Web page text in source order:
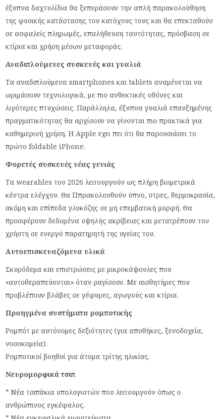
έξυπνα δαχτυλίδια θα ξεπεράσουν την απλή παρακολούθηση
της φυσικής κατάστασης του κατόχους τους και θα επεκταθούν
σε ασφαλείς πληρωμές, επαλήθευση ταυτότητας, πρόσβαση σε
κτίρια και χρήση μέσων μεταφοράς.
Αναδιπλούμενες συσκευές και γυαλιά
Τα αναδιπλούμενα smartphones και tablets αναμένεται να
ωριμάσουν τεχνολογικά, με πιο ανθεκτικές οθόνες και
λιγότερες πτυχώσεις. Παράλληλα, έξυπνα γυαλιά επαυξημένης
πραγματικότητας θα αρχίσουν να γίνονται πιο πρακτικά για
καθημερινή χρήση. Η Apple εχει πει ότι θα παρουσιάσει το
πρώτο foldable iPhone.
Φορετές συσκευές νέας γενιάς
Τα wearables του 2026 λειτουργούν ως πλήρη βιομετρικά
κέντρα ελέγχου. Θα Ππρακολουθούν ύπνο, στρες, θερμοκρασία,
ακόμη και επίπεδα γλυκόζης σε μη επεμβατική μορφή. Θα
προσφέρουν δεδομένα υψηλής ακρίβειας και μετατρέπουν τον
χρήστη σε ενεργό παρατηρητή της υγείας του.
Αυτοεπισκευαζόμενα υλικά
Σκυρόδεμα και επιστρώσεις με μικροκάψουλες που
«αυτοθεραπεύονται» όταν ραγίσουν. Με αισθητήρες που
προβλέπουν βλάβες σε γέφυρες, αγωγούς και κτίρια.
Προηγμένα συστήματα ρομποτικής
Ρομπότ με αυτόνομες δεξιότητες (για αποθήκες, ξενοδοχεία,
νοσοκομεία).
Ρομποτικοί βοηθοί για άτομα τρίτης ηλικίας.
Νευρομορφικά τσιπ
* Νέα τσιπάκια υπολογιστών που λειτουργούν όπως ο
ανθρώπινος εγκέφαλος.